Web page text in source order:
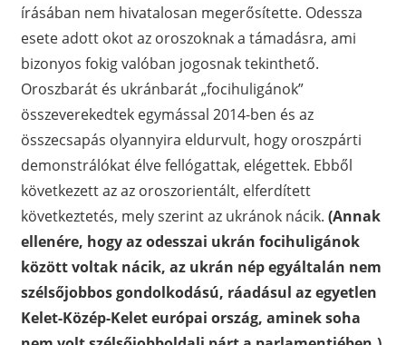
írásában nem hivatalosan megerősítette. Odessza
esete adott okot az oroszoknak a támadásra, ami
bizonyos fokig valóban jogosnak tekinthető.
Oroszbarát és ukránbarát „focihuligánok”
összeverekedtek egymással 2014-ben és az
összecsapás olyannyira eldurvult, hogy oroszpárti
demonstrálókat élve fellógattak, elégettek. Ebből
következett az az oroszorientált, elferdített
következtetés, mely szerint az ukránok nácik. (Annak
ellenére, hogy az odesszai ukrán focihuligánok
között voltak nácik, az ukrán nép egyáltalán nem
szélsőjobbos gondolkodású, ráadásul az egyetlen
Kelet-Közép-Kelet európai ország, aminek soha